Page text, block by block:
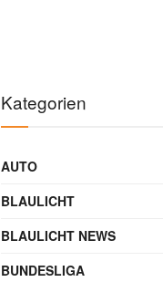
Kategorien
AUTO
BLAULICHT
BLAULICHT NEWS
BUNDESLIGA